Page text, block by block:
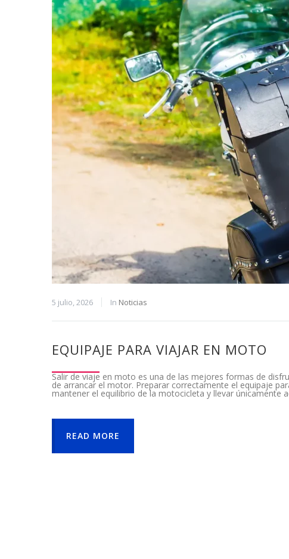
5 julio, 2026 In Noticias
EQUIPAJE PARA VIAJAR EN MOTO
Salir de viaje en moto es una de las mejores formas de
de arrancar el motor. Preparar correctamente el equipaje
mantener el equilibrio de la motocicleta y llevar únicamente
READ MORE